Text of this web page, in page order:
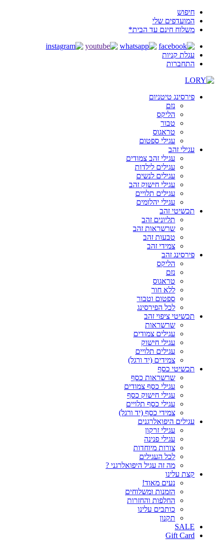
חיפוש
המועדפים שלי
משלוח חינם עד הבית*
עגלת קניות
התחברות
פירסינג טיטניום
נזם
הליקס
טבור
טראגוס
עגילי ספטום
עגילי זהב
עגילי זהב צמודים
עגילים לילדות
עגילים לנשים
עגילי חישוק זהב
עגילים תלויים
עגילי יהלומים
תכשיטי זהב
תליונים זהב
שרשראות זהב
טבעות זהב
צמידי זהב
פירסינג זהב
הליקס
נזם
טראגוס
ללא חור
ספטום וטבור
לכל הפירסינג
תכשיטי ציפוי זהב
שרשראות
עגילים צמודים
עגילי חישוק
עגילים תלויים
צמידים (יד ורגל)
תכשיטי כסף
שרשראות כסף
עגילי כסף צמודים
עגילי חישוק כסף
עגילי כסף תלויים
צמידי כסף (יד ורגל)
עגילים היפואלרגנים
עגילי זרקון
עגילי פנינה
צורות מיוחדות
לכל העגילים
מה זה עגיל היפואלרגני ?
קצת עלינו
נעים מאוד!
הזמנות ומשלוחים
החלפות והחזרות
כותבים עלינו
תקנון
SALE
Gift Card